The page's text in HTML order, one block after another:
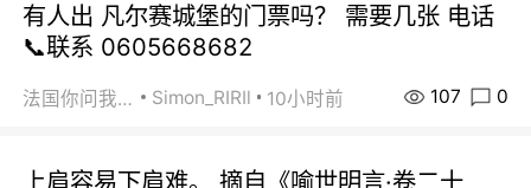
有人出 凡尔赛城堡的门票吗？ 需要几张 电话
📞联系 0605668682
法国你问我答 Simon_RIRIl 10小时前 107 0
上肩容易下肩难。 摘自《喻世明言·卷二十